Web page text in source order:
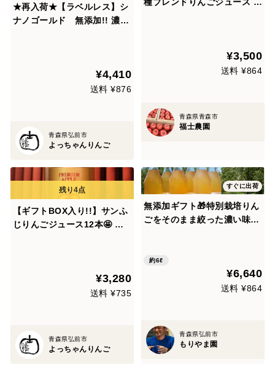
★再入荷★【ラベルレス】シ
ナノゴールド 無添加!! 濃縮
トへ抑えたお値段】無添加1ℓ
¥4,410
送料 ¥876
青森県弘前市
よっちゃんりんご
¥3,500
送料 ¥864
青森県青森市
福士農園
【ギフトBOX入り!!】サンふ
じりんごジュース12本🤩 無
¥3,280
送料 ¥735
青森県弘前市
よっちゃんりんご
すぐに出荷
無添加ギフト🎁特別栽培りん
ごをそのまま絞った濃い味の
ター100%ストレート果汁
お届け希望日・熨斗対応可能
約6ℓ
¥6,640
送料 ¥864
青森県弘前市
もりやま園